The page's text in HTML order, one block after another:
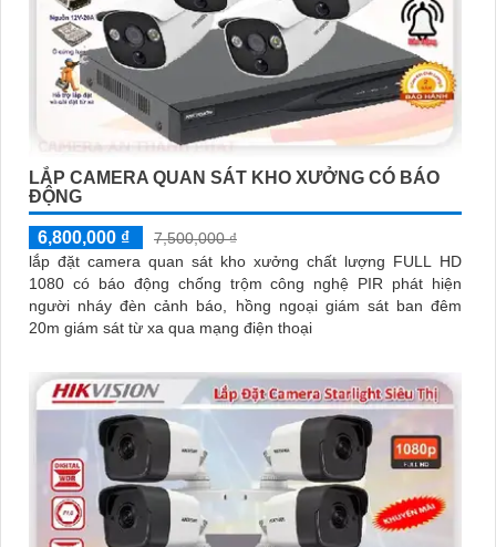
LẮP CAMERA QUAN SÁT KHO XƯỞNG CÓ BÁO
ĐỘNG
6,800,000 ₫
7,500,000 ₫
lắp đặt camera quan sát kho xưởng chất lượng FULL HD
1080 có báo động chống trộm công nghệ PIR phát hiện
người nháy đèn cảnh báo, hồng ngoại giám sát ban đêm
20m giám sát từ xa qua mạng điện thoại